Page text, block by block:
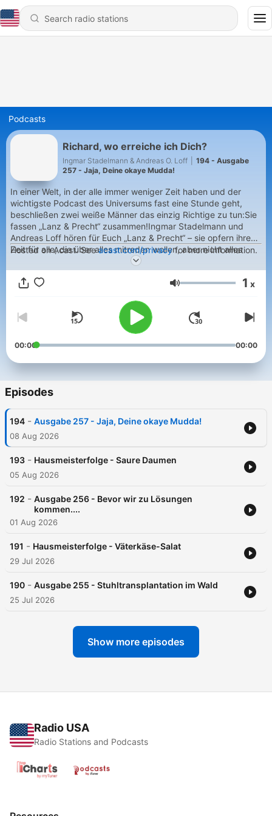
Podcasts
Richard, wo erreiche ich Dich?
Ingmar Stadelmann & Andreas O. Loff
194 - Ausgabe
257 - Jaja, Deine okaye Mudda!
In einer Welt, in der alle immer weniger Zeit haben und der
wichtigste Podcast des Universums fast eine Stunde geht,
beschließen zwei weiße Männer das einzig Richtige zu tun:Sie
fassen „Lanz & Precht“ zusammen!Ingmar Stadelmann und
Andreas Loff hören für Euch „Lanz & Precht“ – sie opfern ihre
Zeit für alle, die über alles mitreden wollen, aber nicht alles
hören können.Es dauert 10 Minuten und rettet Euch den
Tag.Jeden Freitag.Sprecherin der Rubriken: Franziska
Weisz(Cover by HANDS OF GOD)
Hosted on Acast. Seeacast.com/privacyfor more information.
Volume 1 x
00:00 00:00
Episodes
194 - Ausgabe 257 - Jaja, Deine okaye Mudda!
08 Aug 2026
193 - Hausmeisterfolge - Saure Daumen
05 Aug 2026
192 - Ausgabe 256 - Bevor wir zu Lösungen
kommen....
01 Aug 2026
191 - Hausmeisterfolge - Väterkäse-Salat
29 Jul 2026
190 - Ausgabe 255 - Stuhltransplantation im Wald
25 Jul 2026
Show more episodes
Radio USA
Radio Stations and Podcasts